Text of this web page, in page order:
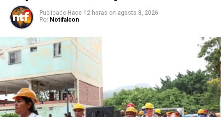
Publicado Hace 12 horas on agosto 8, 2026
Por Notifalcon